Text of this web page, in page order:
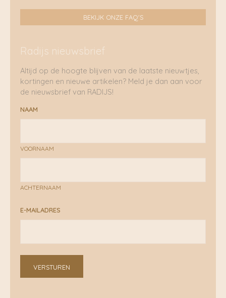
BEKIJK ONZE FAQ'S
Radijs nieuwsbrief
Altijd op de hoogte blijven van de laatste nieuwtjes,
kortingen en nieuwe artikelen? Meld je dan aan voor
de nieuwsbrief van RADIJS!
NAAM
VOORNAAM
ACHTERNAAM
E-MAILADRES
VERSTUREN